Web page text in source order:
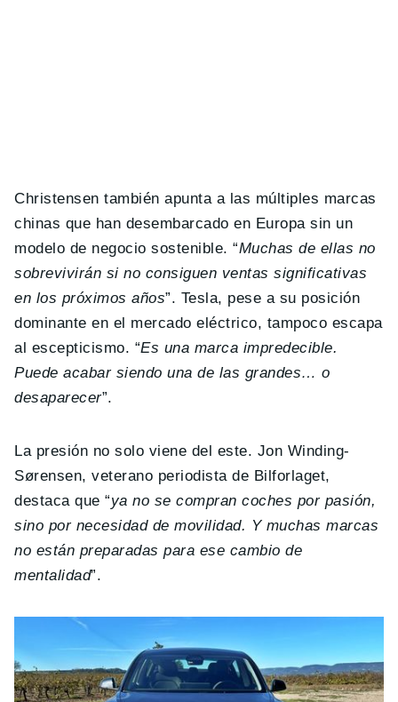
Christensen también apunta a las múltiples marcas
chinas que han desembarcado en Europa sin un
modelo de negocio sostenible. “Muchas de ellas no
sobrevivirán si no consiguen ventas significativas
en los próximos años”. Tesla, pese a su posición
dominante en el mercado eléctrico, tampoco escapa
al escepticismo. “Es una marca impredecible.
Puede acabar siendo una de las grandes… o
desaparecer”.
La presión no solo viene del este. Jon Winding-
Sørensen, veterano periodista de Bilforlaget,
destaca que “ya no se compran coches por pasión,
sino por necesidad de movilidad. Y muchas marcas
no están preparadas para ese cambio de
mentalidad”.